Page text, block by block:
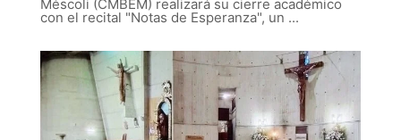
Méscoli (CMBEM) realizará su cierre académico
con el recital "Notas de Esperanza", un ...